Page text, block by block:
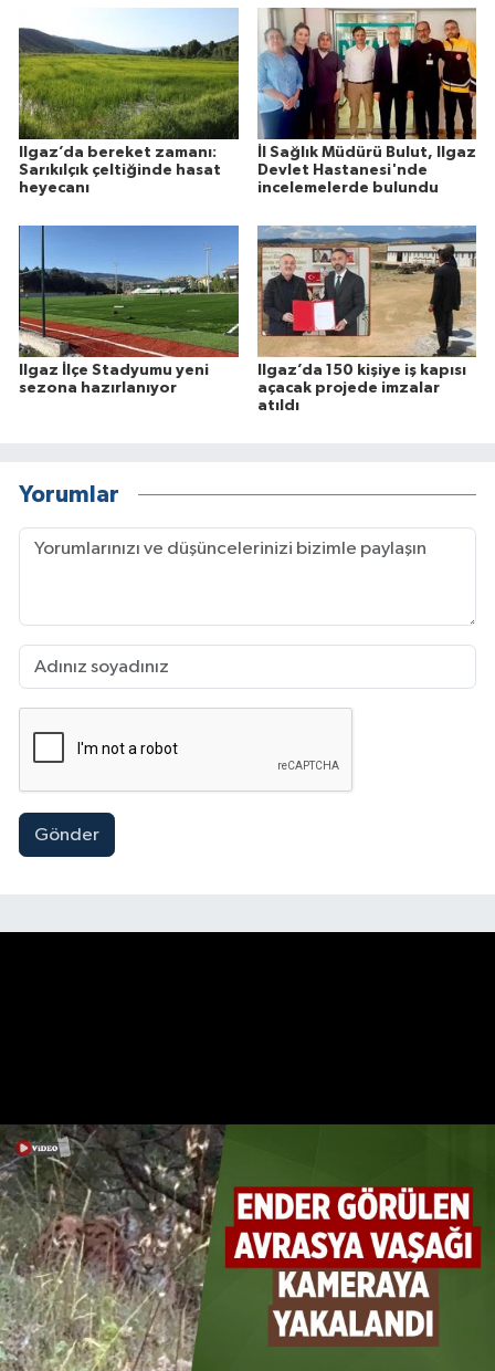
Ilgaz’da bereket zamanı:
Sarıkılçık çeltiğinde hasat
heyecanı
İl Sağlık Müdürü Bulut, Ilgaz
Devlet Hastanesi'nde
incelemelerde bulundu
Ilgaz İlçe Stadyumu yeni
sezona hazırlanıyor
Ilgaz’da 150 kişiye iş kapısı
açacak projede imzalar
atıldı
Yorumlar
Gönder